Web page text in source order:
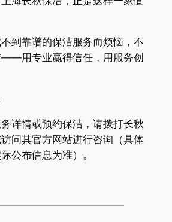
到靠谱的保洁服务而烦恼，不
——用专业赢得信任，用服务创
详情或预约保洁，请拨打长秋
问其官方网站进行咨询（具体
公布信息为准）。